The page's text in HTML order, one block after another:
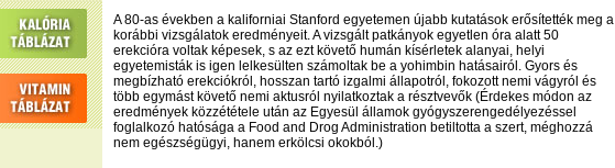
A 80-as években a kaliforniai Stanford egyetemen újabb kutatások erősítették meg a
korábbi vizsgálatok eredményeit. A vizsgált patkányok egyetlen óra alatt 50
erekcióra voltak képesek, s az ezt követő humán kísérletek alanyai, helyi
egyetemisták is igen lelkesülten számoltak be a yohimbin hatásairól. Gyors és
megbízható erekciókról, hosszan tartó izgalmi állapotról, fokozott nemi vágyról és
több egymást követő nemi aktusról nyilatkoztak a résztvevők (Érdekes módon az
eredmények közzététele után az Egyesül államok gyógyszerengedélyezéssel
foglalkozó hatósága a Food and Drog Administration betiltotta a szert, méghozzá
nem egészségügyi, hanem erkölcsi okokból.)